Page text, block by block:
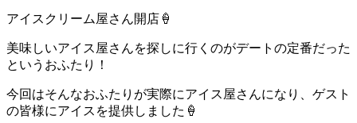
アイスクリーム屋さん開店🍦
美味しいアイス屋さんを探しに行くのがデートの定番だった
というおふたり！
今回はそんなおふたりが実際にアイス屋さんになり、ゲスト
の皆様にアイスを提供しました🍦